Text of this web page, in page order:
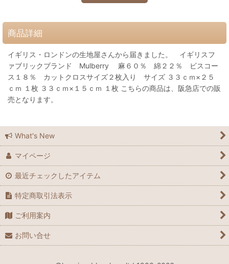
商品詳細
イギリス・ロンドンの生地屋さんから届きました。 イギリスフ
ァブリックブランド Mulberry 麻６０％ 綿２２％ ビスコー
ス１８％ カットクロスサイズ２枚入り サイズ ３３ｃｍ×２５
ｃｍ １枚 ３３ｃｍ×１５ｃｍ １枚 こちらの商品は、阪急店での販
売となります。
What's New
マイページ
最近チェックしたアイテム
特定商取引法表示
ご利用案内
お問い合せ